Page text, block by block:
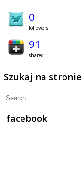
0
followers
91
shared
Szukaj na stronie
Search
facebook